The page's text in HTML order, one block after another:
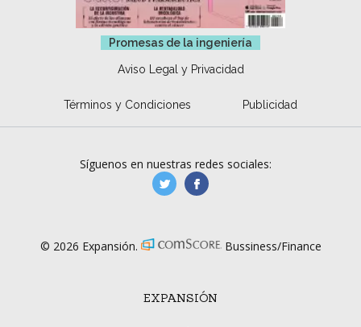
Promesas de la ingeniería
Aviso Legal y Privacidad
Términos y Condiciones Publicidad
EXPANSIÓN
Síguenos en nuestras redes sociales:
manufacturaGE
© 2026 Expansión. Bussiness/Finance